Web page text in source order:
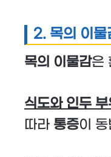
2. 목의 이물
목의 이물감은
식도와 인두
따라 통증이